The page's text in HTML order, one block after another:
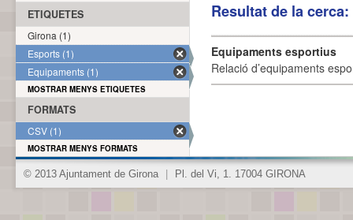
Resultat de la
Equipaments esportius
Relació d’equipaments
ETIQUETES
Girona (1)
Esports (1)
Equipaments (1)
MOSTRAR MENYS ETIQUETES
FORMATS
CSV (1)
MOSTRAR MENYS FORMATS
© 2013 Ajuntament de Girona Pl. del Vi, 1. 17004 GIRONA